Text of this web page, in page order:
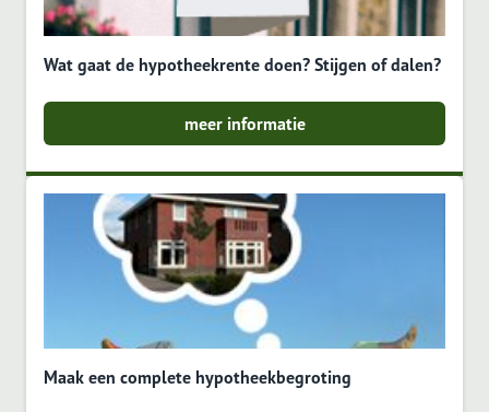
Wat gaat de hypotheekrente doen? Stijgen of dalen?
meer informatie
Maak een complete hypotheekbegroting